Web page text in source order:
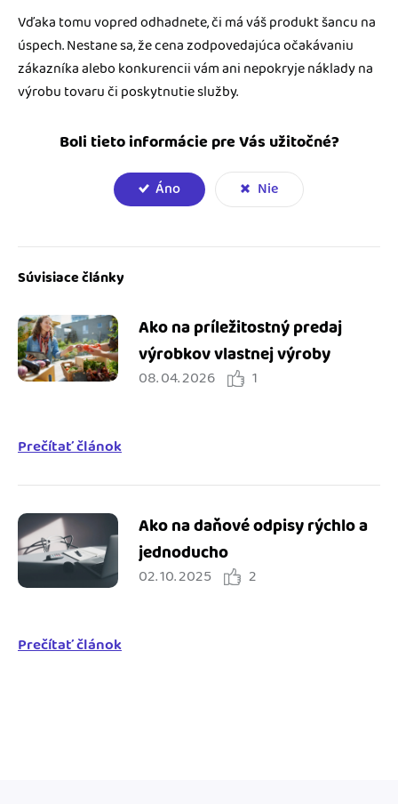
Vďaka tomu vopred odhadnete, či má váš produkt šancu na
úspech. Nestane sa, že cena zodpovedajúca očakávaniu
zákazníka alebo konkurencii vám ani nepokryje náklady na
výrobu tovaru či poskytnutie služby.
Boli tieto informácie pre Vás užitočné?
Áno Nie
Súvisiace články
Ako na príležitostný predaj
výrobkov vlastnej výroby
08. 04. 2026 1
Prečítať článok
Ako na daňové odpisy rýchlo a
jednoducho
02. 10. 2025 2
Prečítať článok